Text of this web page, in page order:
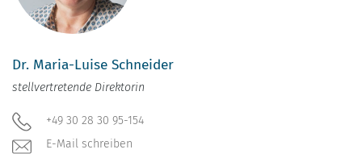
Dr. Maria-Luise Schneider
stellvertretende Direktorin
+49 30 28 30 95-154
E-Mail schreiben